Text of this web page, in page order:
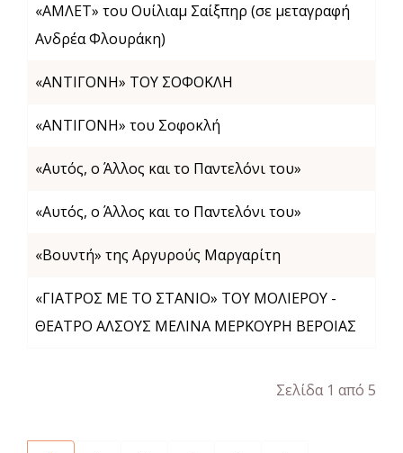
«ΑΜΛΕΤ» του Ουίλιαμ Σαίξπηρ (σε μεταγραφή
Ανδρέα Φλουράκη)
«ΑΝΤΙΓΟΝΗ» ΤΟΥ ΣΟΦΟΚΛΗ
«ΑΝΤΙΓΟΝΗ» του Σοφοκλή
«Αυτός, o Άλλος και το Παντελόνι του»
«Αυτός, o Άλλος και το Παντελόνι του»
«Βουντή» της Αργυρούς Μαργαρίτη
«ΓΙΑΤΡΟΣ ΜΕ ΤΟ ΣΤΑΝΙΟ» ΤΟΥ ΜΟΛΙΕΡΟΥ -
ΘΕΑΤΡΟ ΑΛΣΟΥΣ ΜΕΛΙΝΑ ΜΕΡΚΟΥΡΗ ΒΕΡΟΙΑΣ
Σελίδα 1 από 5